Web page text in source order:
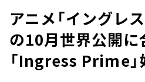
アニメ「イングレ
の10月世界公開に
「Ingress Prime」